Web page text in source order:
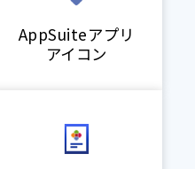
AppSuiteアプリ
アイコン